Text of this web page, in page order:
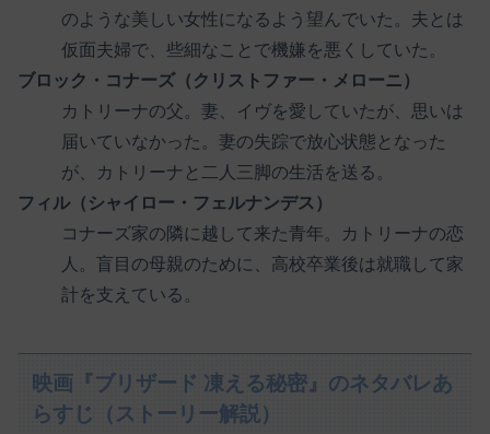
のような美しい女性になるよう望んでいた。夫とは
仮面夫婦で、些細なことで機嫌を悪くしていた。
ブロック・コナーズ（クリストファー・メローニ）
カトリーナの父。妻、イヴを愛していたが、思いは
届いていなかった。妻の失踪で放心状態となった
が、カトリーナと二人三脚の生活を送る。
フィル（シャイロー・フェルナンデス）
コナーズ家の隣に越して来た青年。カトリーナの恋
人。盲目の母親のために、高校卒業後は就職して家
計を支えている。
映画『ブリザード 凍える秘密』のネタバレあ
らすじ（ストーリー解説）